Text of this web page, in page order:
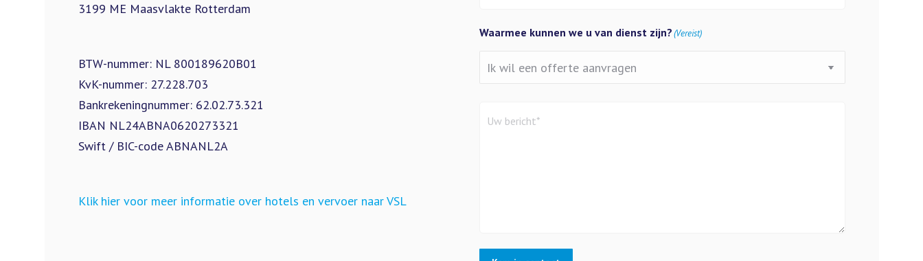
3199 ME Maasvlakte Rotterdam
BTW-nummer: NL 800189620B01
KvK-nummer: 27.228.703
Bankrekeningnummer: 62.02.73.321
IBAN NL24ABNA0620273321
Swift / BIC-code ABNANL2A
Klik hier voor meer informatie over hotels en vervoer naar VSL
Waarmee kunnen we u van dienst zijn?(Vereist)